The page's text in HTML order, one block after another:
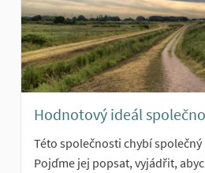
Hodnotový ideál
Této společnosti chybí společný
Pojďme jej popsat, vyjádřit,